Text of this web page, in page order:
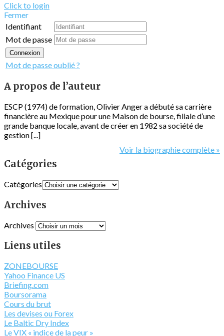
Click to login
Fermer
Identifiant
Mot de passe
Connexion
Mot de passe oublié ?
A propos de l’auteur
ESCP (1974) de formation, Olivier Anger a débuté sa carrière
financière au Mexique pour une Maison de bourse, filiale d’une
grande banque locale, avant de créer en 1982 sa société de
gestion [...]
Voir la biographie complète »
Catégories
Catégories
Archives
Archives
Liens utiles
ZONEBOURSE
Yahoo Finance US
Briefing.com
Boursorama
Cours du brut
Les devises ou Forex
Le Baltic Dry Index
Le VIX « indice de la peur »